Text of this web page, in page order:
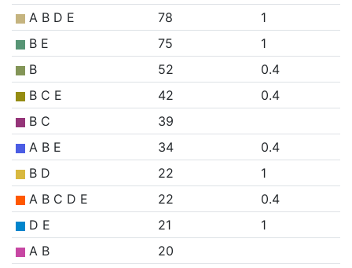
A B D E
78
1
B E
75
1
B
52
0.4
B C E
42
0.4
B C
39
A B E
34
0.4
B D
22
1
A B C D E
22
0.4
D E
21
1
A B
20